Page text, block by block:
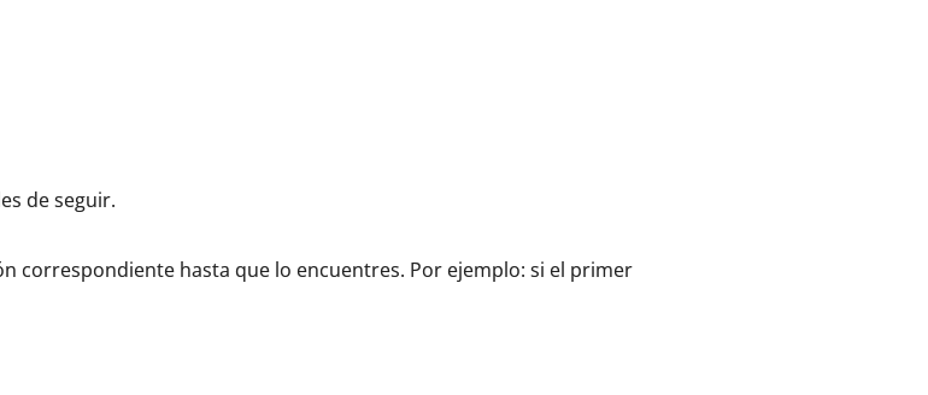
de seguir.
correspondiente hasta que lo encuentres. Por ejemplo: si el primer